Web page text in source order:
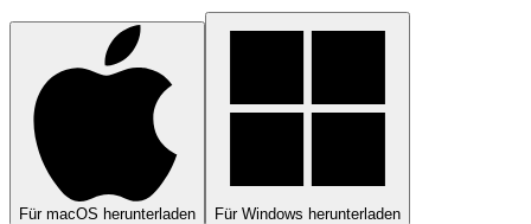
Für macOS herunterladen Für Windows herunterladen